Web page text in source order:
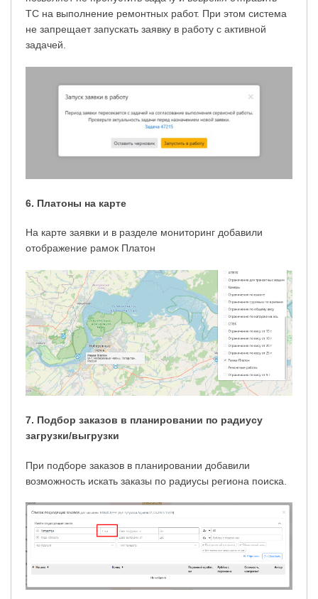
ТС на выполнение ремонтных работ. При этом система
не запрещает запускать заявку в работу с активной
задачей.
6. Платоны на карте
На карте заявки и в разделе мониторинг добавили
отображение рамок Платон
7. Подбор заказов в планировании по радиусу
загрузки/выгрузки
При подборе заказов в планировании добавили
возможность искать заказы по радиусы региона поиска.